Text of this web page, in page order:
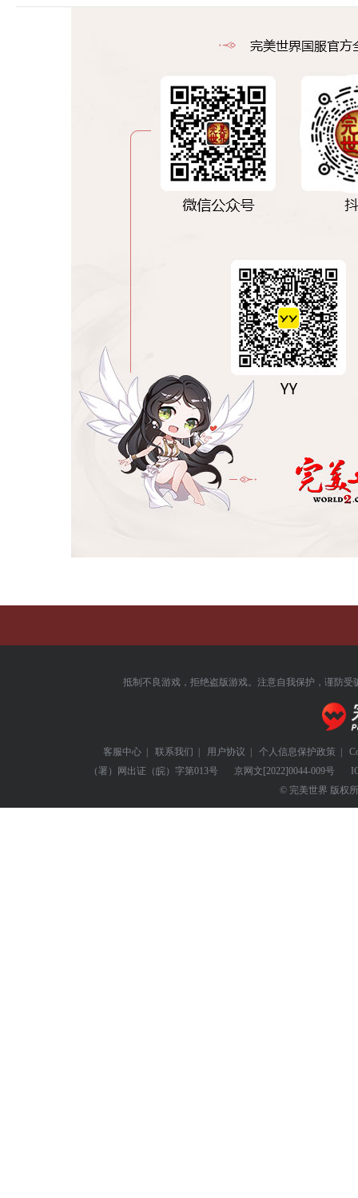
抵制不良游戏，拒绝盗版游戏。注意自我保护，谨防受
客服中心 | 联系我们 | 用户协议 | 个人信息保护政策 |
（署）网出证（皖）字第013号
京网文[2022]0044-009号
© 完美世界 版权所